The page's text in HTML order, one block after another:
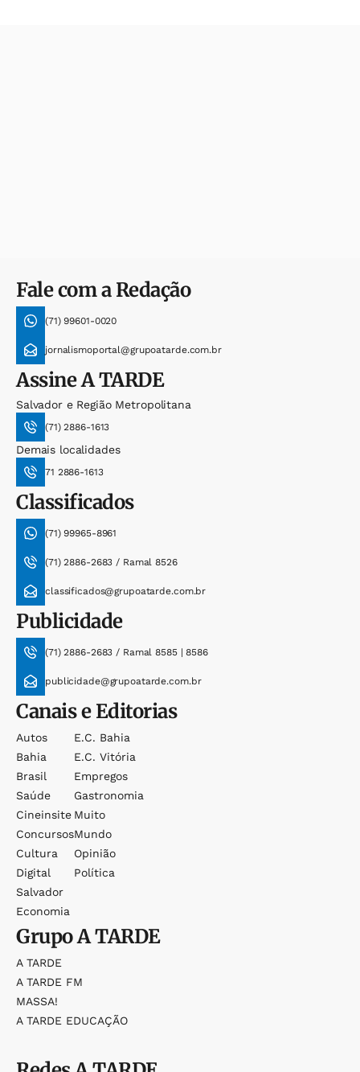
Fale com a Redação
(71) 99601-0020
jornalismoportal@grupoatarde.com.br
AssineA TARDE
Salvador e Região Metropolitana
(71) 2886-1613
Demais localidades
71 2886-1613
Classificados
(71) 99965-8961
(71) 2886-2683 / Ramal 8526
classificados@grupoatarde.com.br
Publicidade
(71) 2886-2683 / Ramal 8585 | 8586
publicidade@grupoatarde.com.br
Canais e Editorias
Autos
Bahia
Brasil
Saúde
Cineinsite
Concursos
Cultura
Digital
Salvador
Economia
E.c. Bahia
E.c. Vitória
Empregos
Gastronomia
Muito
Mundo
Opinião
Política
GrupoA TARDE
A TARDE
A TARDE FM
MASSA!
A TARDE EDUCAÇÃO